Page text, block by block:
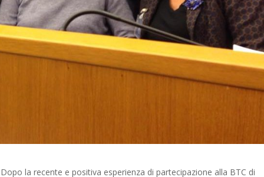
Dopo la recente e positiva esperienza di partecipazione alla BTC di